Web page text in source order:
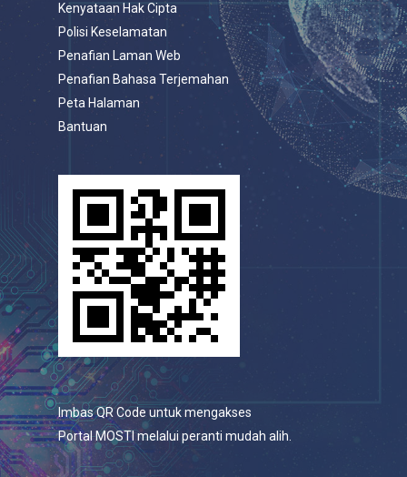
Kenyataan Hak Cipta
Polisi Keselamatan
Penafian Laman Web
Penafian Bahasa Terjemahan
Peta Halaman
Bantuan
Imbas QR Code untuk mengakses
Portal MOSTI melalui peranti mudah alih.